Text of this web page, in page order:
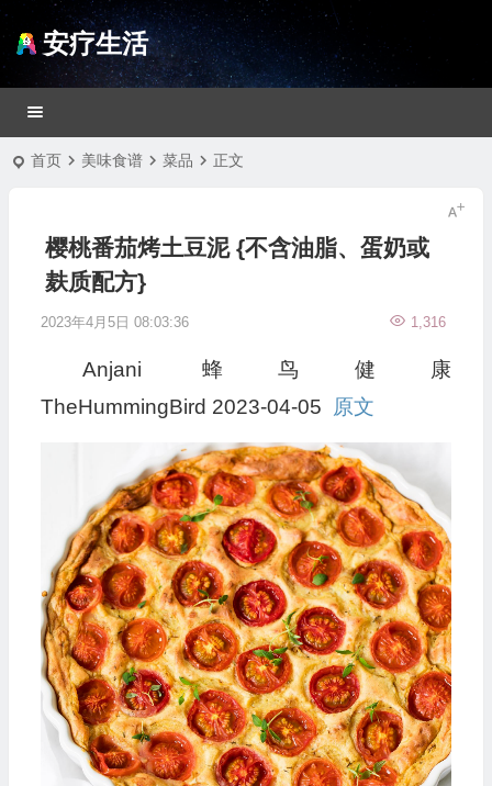
安疗生活
首页 美味食谱 菜品 正文
樱桃番茄烤土豆泥 {不含油脂、蛋奶或
麸质配方}
2023年4月5日 08:03:36 1,316
Anjani 蜂鸟健康
TheHummingBird 2023-04-05 原文